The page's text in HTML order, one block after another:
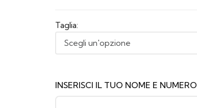
Taglia:
INSERISCI IL TUO NOME E NUMERO